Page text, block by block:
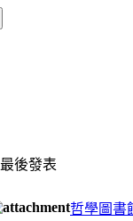
最後發表
哲學圖書